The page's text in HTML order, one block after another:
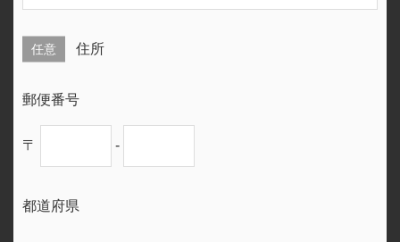
住所
任意
郵便番号
〒 -
都道府県